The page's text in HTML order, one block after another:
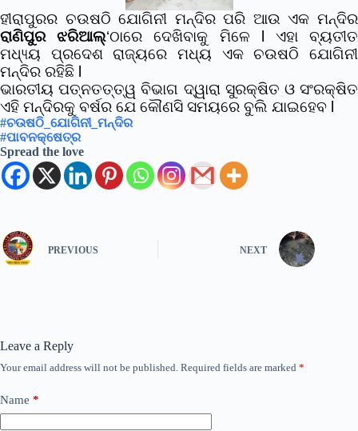
ହୀରାପୁରର ଚଉଷଠି ଯୋଗିନୀ ମନ୍ଦିର ପରି ଆଉ ଏକ ମନ୍ଦିର
ରାଣିପୁର ଝରିଆଲ୍‘ଠାରେ ଦେଖିବାକୁ ମିଳେ l ଏହା ବ୍ୟତୀତ
ମଧ୍ୟ୍ୟ ପ୍ରଦେଶ ରାଜ୍ୟରେ ମଧ୍ୟ ଏକ ଚଉଷଠି ଯୋଗିନୀ
ମନ୍ଦିର ରହିଛି l
ଭାରତୀୟ ପତ୍ନତତ୍ତ୍ୱ ବିଭାଗ ଦ୍ୱାରା ସୁରକ୍ଷିତ ଓ ସଂରକ୍ଷିତ
ଏହି ମନ୍ଦିରକୁ ବର୍ଷର ଯେ କୌଣସି ସମୟରେ ବୁଲି ଯାଇହେବ l
#ଚଉଷଠି_ଯୋଗିନୀ_ମନ୍ଦିର
#ପାବନକ୍ଷେତ୍ର
Spread the love
PREVIOUS NEXT
Leave a Reply
Your email address will not be published. Required fields are marked *
Name *